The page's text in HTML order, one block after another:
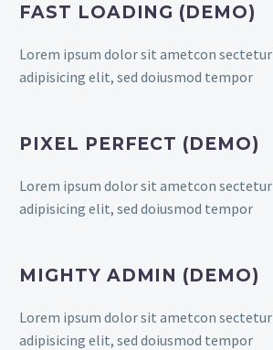
FAST LOADING (DEMO)
Lorem ipsum dolor sit ametcon sectetur
adipisicing elit, sed doiusmod tempor
PIXEL PERFECT (DEMO)
Lorem ipsum dolor sit ametcon sectetur
adipisicing elit, sed doiusmod tempor
MIGHTY ADMIN (DEMO)
Lorem ipsum dolor sit ametcon sectetur
adipisicing elit, sed doiusmod tempor